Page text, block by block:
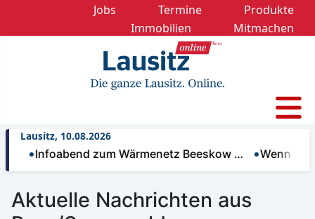
Jobs Termine
Produkte
Immobilien
Mitmachen
Lausitz, 10.08.2026
zum Wärmenetz Beeskow … Wenn Wasser zu
Aktuelle Nachrichten aus